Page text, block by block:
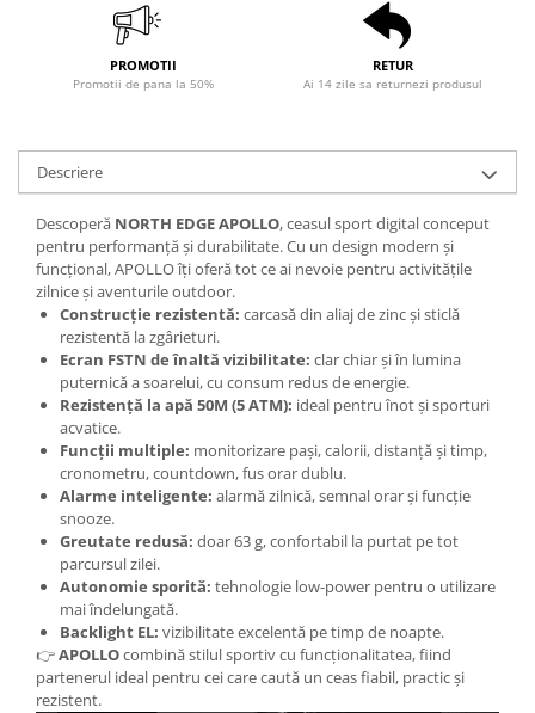
PROMOTII
Promotii de pana la 50%
RETUR
Ai 14 zile sa returnezi produsul
Descriere
Descoperă NORTH EDGE APOLLO, ceasul sport digital conceput
pentru performanță și durabilitate. Cu un design modern și
funcțional, APOLLO îți oferă tot ce ai nevoie pentru activitățile
zilnice și aventurile outdoor.
Construcție rezistentă: carcasă din aliaj de zinc și sticlă
rezistentă la zgârieturi.
Ecran FSTN de înaltă vizibilitate: clar chiar și în lumina
puternică a soarelui, cu consum redus de energie.
Rezistență la apă 50M (5 ATM): ideal pentru înot și sporturi
acvatice.
Funcții multiple: monitorizare pași, calorii, distanță și timp,
cronometru, countdown, fus orar dublu.
Alarme inteligente: alarmă zilnică, semnal orar și funcție
snooze.
Greutate redusă: doar 63 g, confortabil la purtat pe tot
parcursul zilei.
Autonomie sporită: tehnologie low-power pentru o utilizare
mai îndelungată.
Backlight EL: vizibilitate excelentă pe timp de noapte.
👉APOLLOcombină stilul sportiv cu funcționalitatea, fiind
partenerul ideal pentru cei care caută un ceas fiabil, practic și
rezistent.